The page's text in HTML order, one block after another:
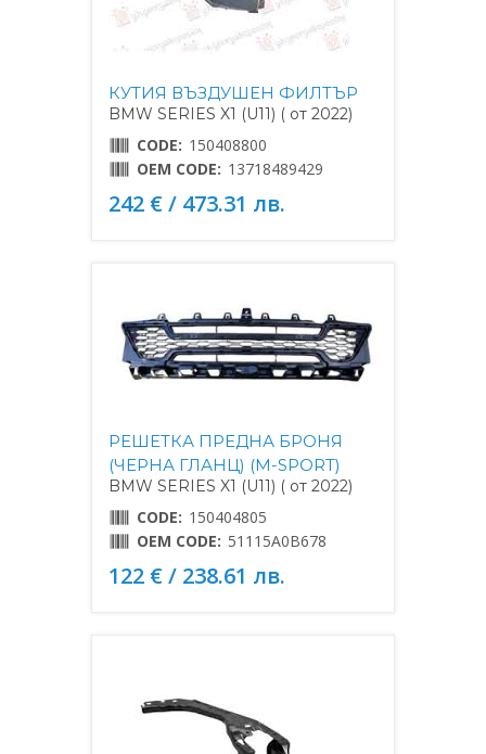
КУТИЯ ВЪЗДУШЕН ФИЛТЪР
BMW SERIES X1 (U11) ( от 2022)
CODE: 150408800
OEM CODE: 13718489429
242 € / 473.31 лв.
РЕШЕТКА ПРЕДНА БРОНЯ
(ЧЕРНА ГЛАНЦ) (M-SPORT)
BMW SERIES X1 (U11) ( от 2022)
CODE: 150404805
OEM CODE: 51115A0B678
122 € / 238.61 лв.